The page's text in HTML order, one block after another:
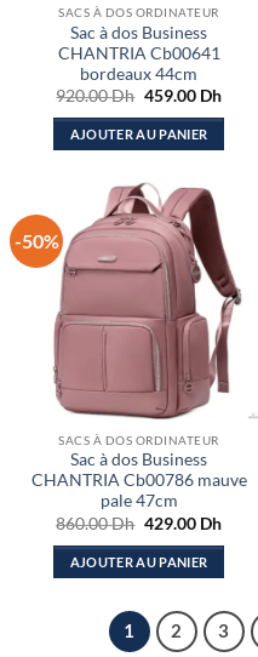
SACS À DOS ORDINATEUR
Sac à dos Business
CHANTRIA Cb00641
bordeaux 44cm
920.00Dh Le
initial
était :
459.00 DhLe
actuel
AJOUTER AU PANIER
-50%
SACS À DOS ORDINATEUR
Sac à dos Business
CHANTRIA Cb00786 mauve
pale 47cm
860.00Dh Le
initial
était :
429.00 DhLe
actuel
AJOUTER AU PANIER
1 2 3